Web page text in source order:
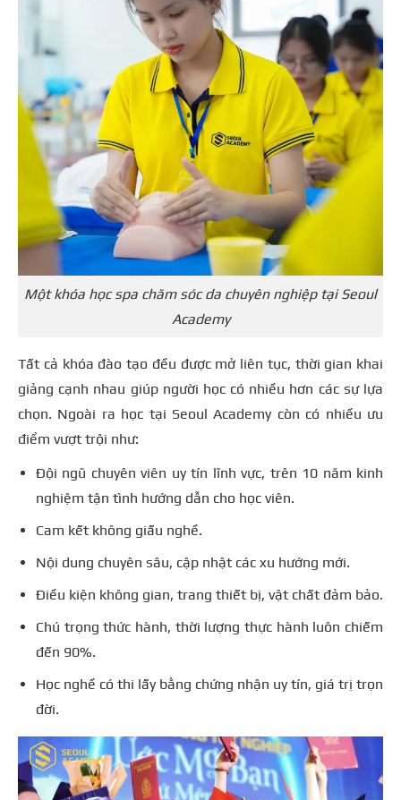
Một khóa học spa chăm sóc da chuyên nghiệp tại Seoul
Academy
Tất cả khóa đào tạo đều được mở liên tục, thời gian khai
giảng cạnh nhau giúp người học có nhiều hơn các sự lựa
chọn. Ngoài ra học tại Seoul Academy còn có nhiều ưu
điểm vượt trội như:
Đội ngũ chuyên viên uy tín lĩnh vực, trên 10 năm kinh
nghiệm tận tình hướng dẫn cho học viên.
Cam kết không giấu nghề.
Nội dung chuyên sâu, cập nhật các xu hướng mới.
Điều kiện không gian, trang thiết bị, vật chất đảm bảo.
Chú trọng thức hành, thời lượng thực hành luôn chiếm
đến 90%.
Học nghề có thi lấy bằng chứng nhận uy tín, giá trị trọn
đời.